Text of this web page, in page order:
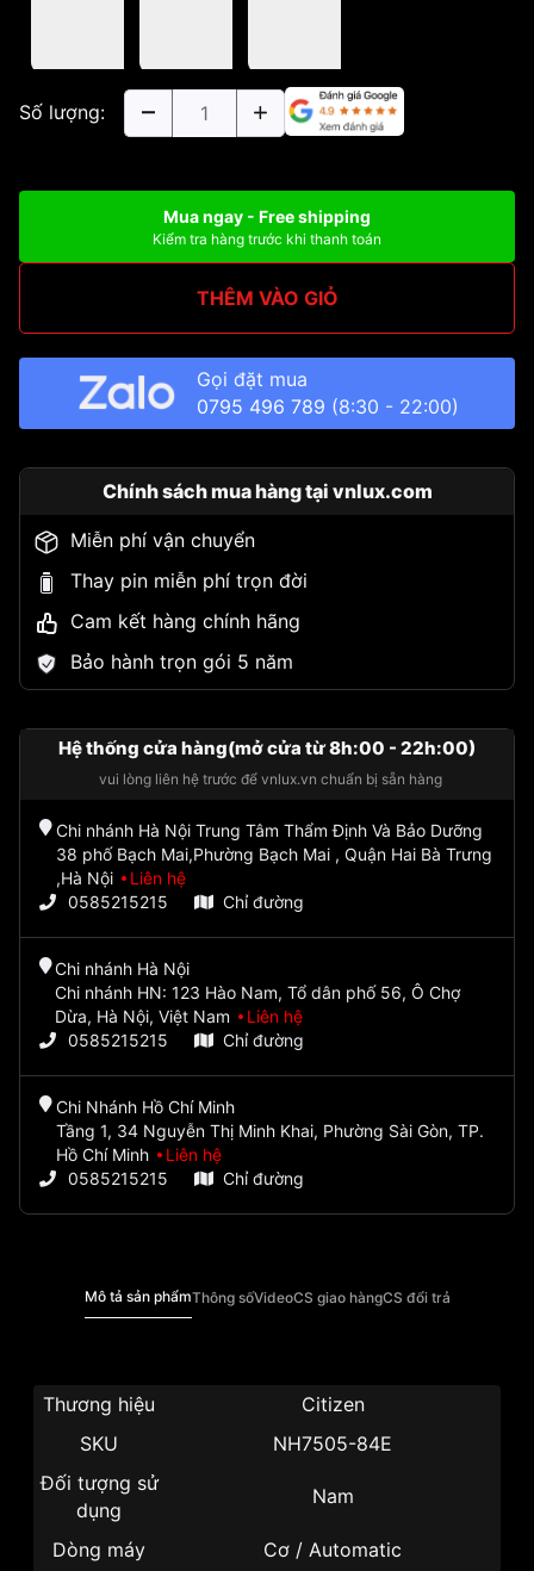
Số lượng:
Mua ngay - Free shipping
Kiểm tra hàng trước khi thanh toán
THÊM VÀO GIỎ
Gọi đặt mua
0795 496 789 (8:30 - 22:00)
Chính sách mua hàng tại vnlux.com
Miễn phí vận chuyển
Thay pin miễn phí trọn đời
Cam kết hàng chính hãng
Bảo hành trọn gói 5 năm
Hệ thống cửa hàng(mở cửa từ 8h:00 - 22h:00)
vui lòng liên hệ trước để vnlux.vn chuẩn bị sẵn hàng
Chi nhánh Hà Nội Trung Tâm Thẩm Định Và Bảo Dưỡng
38 phố Bạch Mai,Phường Bạch Mai , Quận Hai Bà Trưng
,Hà Nội
Liên hệ
0585215215
Chỉ đường
Chi nhánh Hà Nội
Chi nhánh HN: 123 Hào Nam, Tổ dân phố 56, Ô Chợ
Dừa, Hà Nội, Việt Nam
Liên hệ
0585215215
Chỉ đường
Chi Nhánh Hồ Chí Minh
Tầng 1, 34 Nguyễn Thị Minh Khai, Phường Sài Gòn, TP.
Hồ Chí Minh
Liên hệ
0585215215
Chỉ đường
Mô tả sản phẩmThông sốVideoCS giao hàngCS đổi trả
Thương hiệu
Citizen
SKU
NH7505-84E
Đối tượng sử
dụng
Nam
Dòng máy Cơ / Automatic